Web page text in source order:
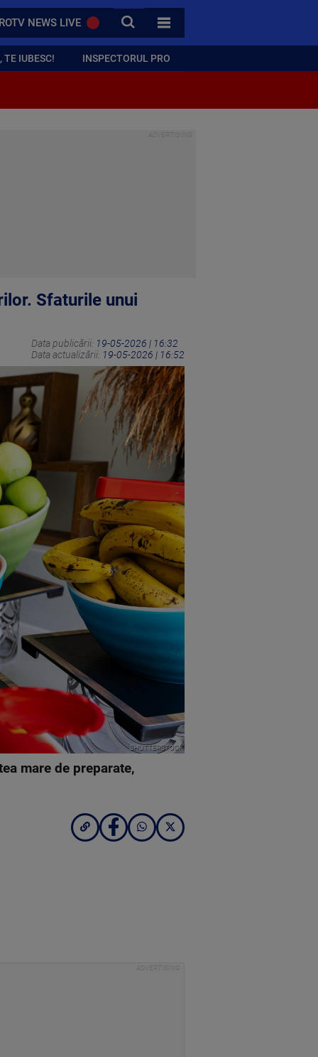
NEWS LIVE CAUTA
TOATE CATEGORIILE
TE IUBESC! INSPECTORUL PRO
Sfaturile unui
Data publicării: 19-05-2026 | 16:32
Data actualizării: 19-05-2026 | 16:52
SHUTTERSTOCK
mare de preparate,